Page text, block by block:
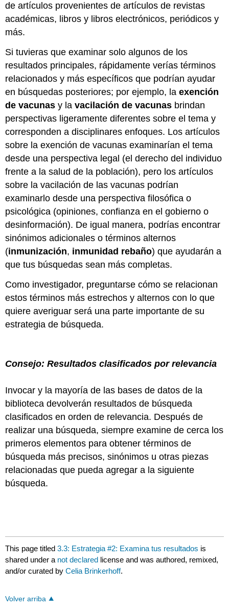
de artículos provenientes de artículos de revistas
académicas, libros y libros electrónicos, periódicos y
más.
Si tuvieras que examinar solo algunos de los
resultados principales, rápidamente verías términos
relacionados y más específicos que podrían ayudar
en búsquedas posteriores; por ejemplo, laexención
de vacunas y lavacilación de vacunas brindan
perspectivas ligeramente diferentes sobre el tema y
corresponden a disciplinares enfoques. Los artículos
sobre la exención de vacunas examinarían el tema
desde una perspectiva legal (el derecho del individuo
frente a la salud de la población), pero los artículos
sobre la vacilación de las vacunas podrían
examinarlo desde una perspectiva filosófica o
psicológica (opiniones, confianza en el gobierno o
desinformación). De igual manera, podrías encontrar
sinónimos adicionales o términos alternos
(inmunización, inmunidad rebaño) que ayudarán a
que tus búsquedas sean más completas.
Como investigador, preguntarse cómo se relacionan
estos términos más estrechos y alternos con lo que
quiere averiguar será una parte importante de su
estrategia de búsqueda.
Consejo: Resultados clasificados por relevancia
Invocar y la mayoría de las bases de datos de la
biblioteca devolverán resultados de búsqueda
clasificados en orden de relevancia. Después de
realizar una búsqueda, siempre examine de cerca los
primeros elementos para obtener términos de
búsqueda más precisos, sinónimos u otras piezas
relacionadas que pueda agregar a la siguiente
búsqueda.
This page titled3.3: Estrategia #2: Examina tus resultados is
shared under a not declared license and was authored, remixed,
and/or curated byCelia Brinkerhoff.
Volver arriba